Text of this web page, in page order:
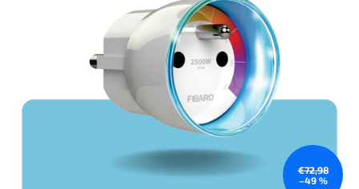
€72,98
–49 %